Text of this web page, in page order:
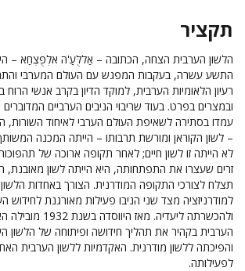
תקציר
הלשון הערבית הצחה, הכתובה – אַללֻּעַ'ה אלְפֻצְחַא –
התשע עשרה, בעקבות המפגש עם העולם המערבי
רעיון הלאומיות הערבית, למוקד הדיון בקרב אנשי
ובמצרים בפרט. בעוד שריבוי הניבים הערביים המדוברים
עמדו בסתירה לשאיפת העולם הערבי לאיחוד השורות,
– לשון הקוראן ומורשת תרבותו – הייתה המכנה
לא הייתה זו לשון חיים; לאחר תקופה ארוכה של
זרים שעצרו את התפתחותה, היא הייתה לשון מאובנת,
תצלח לצורכי התקופה המודרנית. הצורך באחדות
למודרניזציה מצד שני הניבו פעילות מאורגנת לחידוש
ולהכשרתה ליעדיה. מאז
הערבית בקהיר את תהליך חידושה ופיתוחה של הלשון
והפיכתה ללשון מודרנית. האקדמיות ללשון הערבית
לפעילותה.